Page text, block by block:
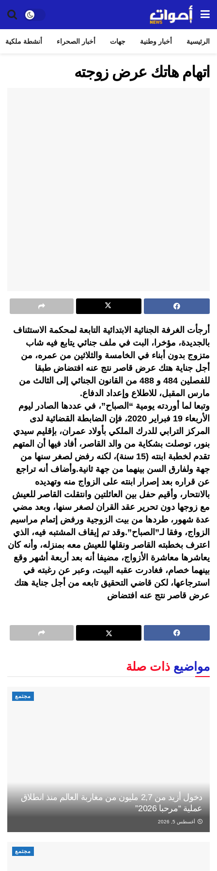
الرئيسية أخبار وطنية جهات أخبار الصحراء أنشطة ملكية
اتهام هاتك عرض زوجته
أرجأت الغرفة الجنائية الابتدائية التابعة لمحكمة الاستئناف
بالجديدة، مؤخرا، البت في ملف جنائي يتابع فيه شاب
متزوج بدون أبناء في الخامسة والثلاثين من عمره، من
أجل جناية هتك عرض قاصر نتج عنه افتضاض طبقا
للفصلين 484 و 488 من القانون الجنائي إلى الثالث من
مارس المقبل، للاطلاع وإعداد الدفاع.
وتبعا لما أوردته يومية “الصباح”، في عددها الصادر ليوم
الأربعاء 19 فبراير 2020، فإن الضابطة القضائية لدى
المركز الترابي للدرك الملكي بأولاد عمران، بإقليم سيدي
بنور، توصلت بشكاية من والد القاصر، أفاد فيها أن المتهم
تقدم لخطبة ابنته (15 سنة)، لكنه رفض لصغر سنها من
جهة ولفارق السن بينهما من جهة ثانية.وأضاف أنه تراجع
عن قراره بعد إصرار ابنته على الزواج منه وتهديده
بالانتحار، وأقيم حفل بين العائلتين وانتقلت القاصر للعيش
مع زوجها دون تحرير عقد القران لصغر سنها، وبعد مضي
عدة شهور، طردها من بيت الزوجية ورفض إتمام مراسيم
الزواج، وفقا لـ”الصباح”.وقد تم إيقاف المشتبه فيه، الذي
اعترف بخطبته القاصر ونقلها للعيش معه بمنزله، وأنه كان
يعاشرها معاشرة الأزواج، مضيفا أنه بعد أربعة أشهر وقع
بينهما خصام، فغادرت عقبه البيت، وعبر عن رغبته في
استرجاعها، لكن قاضي التحقيق تابعه من أجل جناية هتك
عرض قاصر نتج عنه افتضاض
مواضيع ذات صلة
مجتمع
دخول أزيد من 2,7 مليون من مغاربة العالم منذ انطلاق
عملية “مرحبا 2026”
أغسطس 5, 2026
مجتمع